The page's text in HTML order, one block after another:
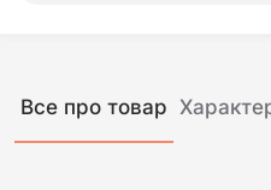
Все про товар